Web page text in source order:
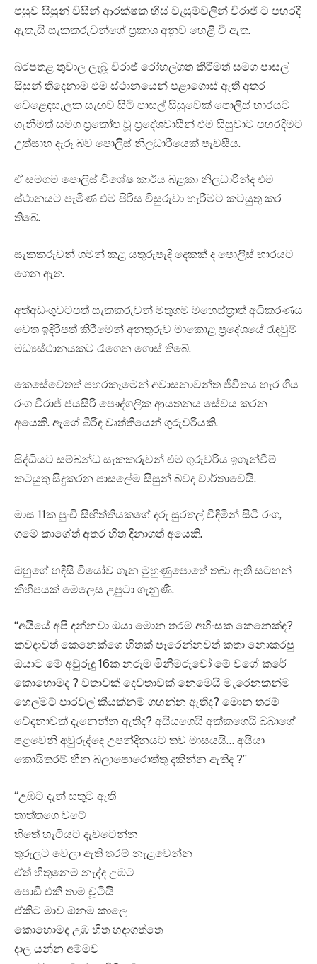
පසුව සිසුන් විසින් ආරක්ෂක හිස් වැසුම්වලින් විරාජ් ට පහරදී
ඇතැයි සැකකරුවන්ගේ ප්‍රකාශ අනුව හෙළි වී ඇත.
බරපතළ තුවාල ලැබූ විරාජ් රෝහල්ගත කිරීමත් සමග පාසල්
සිසුන් තිදෙනාම එම ස්ථානයෙන් පළාගොස් ඇති අතර
වෙළෙඳසැලක සැඟව සිටි පාසල් සිසුවෙක් පොලිස් භාරයට
ගැනීමත් සමග ප්‍රකෝප වූ ප්‍රදේශවාසීන් එම සිසුවාට පහරදීමට
උත්සාහ දැරූ බව පොලිිස් නිලධාරීයෙක් පැවසීය.
ඒ සමගම පොලිස් විශේෂ කාර්ය බළකා නිලධාරීන්ද එම
ස්ථානයට පැමිණ එම පිරිස විසුරුවා හැරීමට කටයුතු කර
තිබේ.
සැකකරුවන් ගමන් කළ යතුරුපැදි දෙකක් ද පොලිස් භාරයට
ගෙන ඇත.
අත්අඩංගුවටපත් සැකකරුවන් මතුගම මහෙස්ත්‍රාත් අධිකරණය
වෙත ඉදිරිපත් කිරීමෙන් අනතුරුව මාකොළ ප්‍රදේශයේ රැඳවුම්
මධ්‍යස්ථානයකට රැගෙන ගොස් තිබේ.
කෙසේවෙතත් පහරකෑමෙන් අවාසනාවන්ත ජීවිතය හැර ගිය
රංග විරාජ් ජයසිරි පෞද්ගලික ආයතනය සේවය කරන
අයෙකි. ඇගේ බිරිඳ වෘත්තියෙන් ගුරුවරියකි.
සිද්ධියට සම්බන්ධ සැකකරුවන් එම ගුරුවරිය ඉගැන්වීම්
කටයුතු සිදුකරන පාසලේම සිසුන් බවද වාර්තාවෙයි.
මාස 11ක පුංචි සිඟිත්තියකගේ දරු සුරතල් විඳිමින් සිටි රංග,
ගමේ කාගේත් අතර හිත දිනාගත් අයෙකි.
ඔහුගේ හදිසි වියෝව ගැන මුහුණුපොතේ තබා ඇති සටහන්
කිහිපයක් මෙලෙස උපුටා ගැනුණි.
“අයියේ අපි දන්නවා ඔයා මොන තරම් අහිංසක කෙනෙක්ද?
කවදාවත් කෙනෙක්ගෙ හිතක් පෑරෙන්නවත් කතා නොකරපු
ඔයාට මේ අවුරුදු 16ක නරුම මිනීමරුවෝ මේ වගේ කරේ
කොහොමද ? වතාවක් දෙවතාවක් නෙමෙයි මැරෙනකන්ම
හෙල්මට් පාරවල් කීයක්නම් ගහන්න ඇතිද? මොන තරම්
වේදනාවක් දැනෙන්න ඇතිද? අයියගෙයි අක්කගෙයි බබාගේ
පළවෙනි අවුරුද්දෙ උපන්දිනයට තව මාසයයි… අයියා
කොයිතරම් හීන බලාපොරොත්තු දකින්න ඇතිද ?”
“උඹට දැන් සතුටු ඇති
තාත්තගෙ වටේ
හිතේ හැටියට දැවටෙන්න
තුරුලට වෙලා ඇති තරම් නැළවෙන්න
ඒත් හිතුනෙම නැද්ද උඹට
පොඩි එකී තාම චූටියි
ඒකිට මාව ඕනම කාලෙ
කොහොමද උඹ හිත හදාගත්තෙ
දාල යන්න අම්මව